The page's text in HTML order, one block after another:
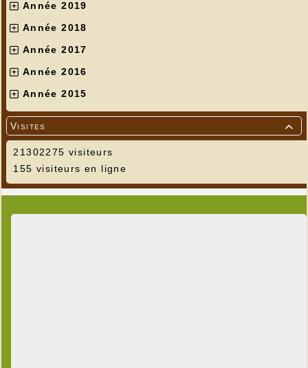
Année 2019
Année 2018
Année 2017
Année 2016
Année 2015

Visites
21302275 visiteurs
155 visiteurs en ligne